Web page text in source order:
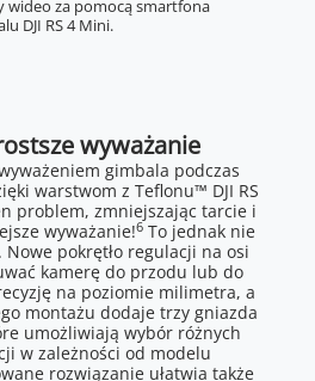
wyważanie
gimbala podczas
warstwom z Teflonu™ DJI RS
problem, zmniejszając tarcie i
wyważanie!6 To jednak nie
pokrętło regulacji na osi
kamerę do przodu lub do
na poziomie milimetra, a
montażu dodaje trzy gniazda
umożliwiają wybór różnych
w zależności od modelu
rozwiązanie ułatwia także